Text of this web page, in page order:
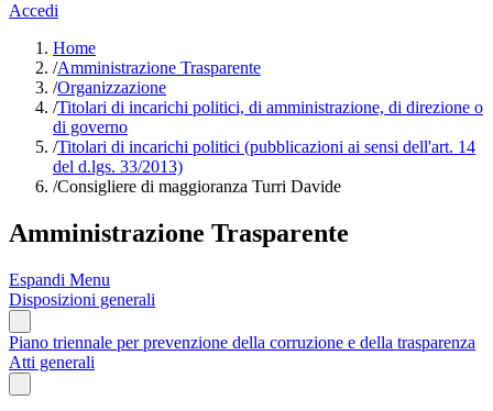
Accedi
Home
/Amministrazione Trasparente
/Organizzazione
/Titolari di incarichi politici, di amministrazione, di direzione o
di governo
/Titolari di incarichi politici (pubblicazioni ai sensi dell'art. 14
del d.lgs. 33/2013)
/Consigliere di maggioranza Turri Davide
Amministrazione Trasparente
Espandi Menu
Disposizioni generali
Piano triennale per prevenzione della corruzione e della trasparenza
Atti generali